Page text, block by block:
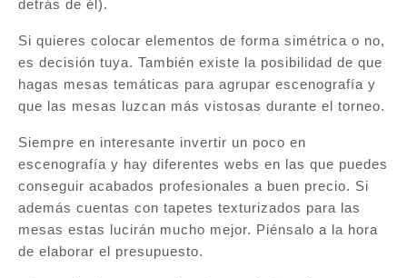
detrás de él).
Si quieres colocar elementos de forma simétrica o no,
es decisión tuya. También existe la posibilidad de que
hagas mesas temáticas para agrupar escenografía y
que las mesas luzcan más vistosas durante el torneo.
Siempre en interesante invertir un poco en
escenografía y hay diferentes webs en las que puedes
conseguir acabados profesionales a buen precio. Si
además cuentas con tapetes texturizados para las
mesas estas lucirán mucho mejor. Piénsalo a la hora
de elaborar el presupuesto.